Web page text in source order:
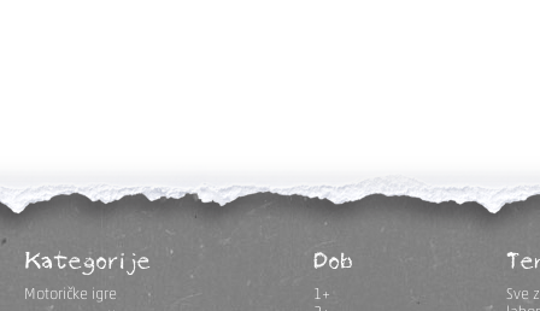
Kategorije
Motoričke igre
Dob
1+
Sve